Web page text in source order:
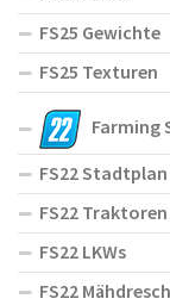
FS25 Gewichte
FS25 Texturen
Farming
FS22 Stadtplan
FS22 Traktoren
FS22 LKWs
FS22